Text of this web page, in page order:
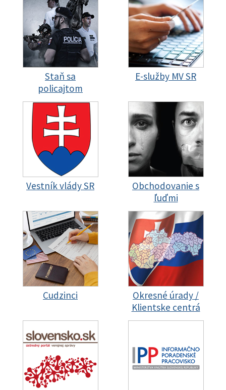
Staň sa
policajtom
E-služby MV SR
Vestník vlády SR
Obchodovanie s
ľuďmi
Cudzinci
Okresné úrady /
Klientske centrá